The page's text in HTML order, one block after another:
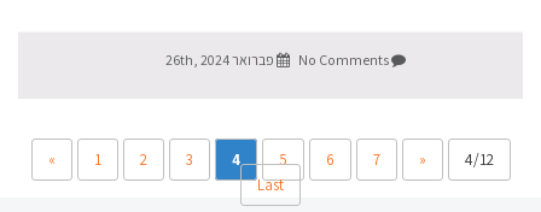
פברואר 26th, 2024
4/12
«
1 2 3 4 5 6 7
»
Last